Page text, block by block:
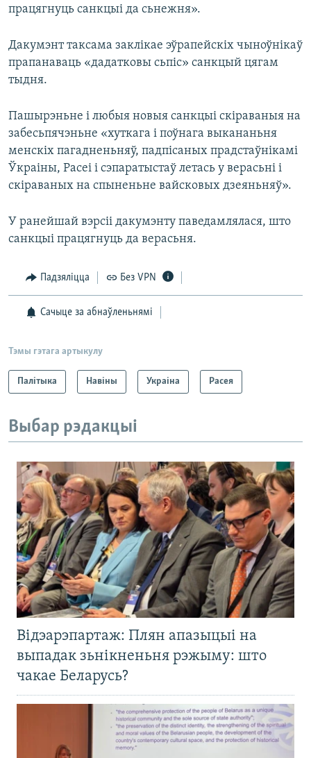
працягнуць санкцыі да сьнежня».
Дакумэнт таксама заклікае эўрапейскіх чыноўнікаў
прапанаваць «дадатковы сьпіс» санкцый цягам
тыдня.
Пашырэньне і любыя новыя санкцыі скіраваныя на
забесьпячэньне «хуткага і поўнага выкананьня
менскіх пагадненьняў, падпісаных прадстаўнікамі
Ўкраіны, Расеі і сэпаратыстаў летась у верасьні і
скіраваных на спыненьне вайсковых дзеяньняў».
У ранейшай вэрсіі дакумэнту паведамлялася, што
санкцыі працягнуць да верасьня.
Падзяліцца Без VPN
Сачыце за абнаўленьнямі
Тэмы гэтага артыкулу
Палітыка Навіны Украіна Расея
Выбар рэдакцыі
Відэарэпартаж: Плян апазыцыі на
выпадак зьнікненьня рэжыму: што
чакае Беларусь?